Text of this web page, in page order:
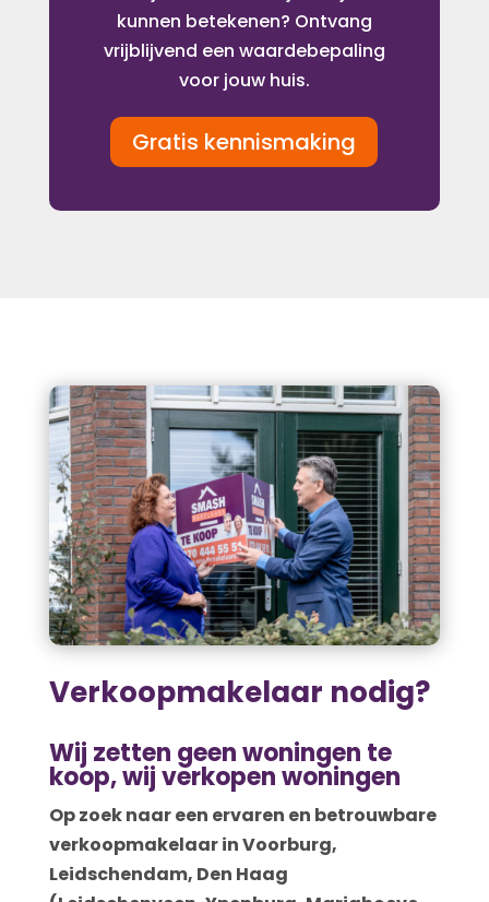
kunnen betekenen? Ontvang
vrijblijvend een waardebepaling
voor jouw huis.
Gratis kennismaking
Verkoopmakelaar nodig?
Wij zetten geen woningen te
koop, wij verkopen woningen
Op zoek naar een ervaren en betrouwbare
verkoopmakelaar in Voorburg,
Leidschendam, Den Haag